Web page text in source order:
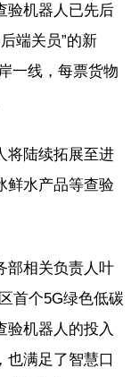
验机器人已先后
端关员”的新
一线，每票货物
将陆续拓展至进
鲜水产品等查验
部相关负责人叶
首个5G绿色低碳
验机器人的投入
也满足了智慧口